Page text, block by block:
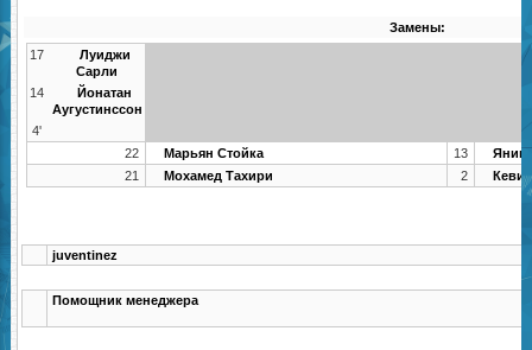
Замены:
17
Луиджи
Сарли
14
Йонатан
Аугустинссон
4'
22
Марьян Стойка 13
Яник
21
Мохамед Тахири 2
juventinez
Помощник менеджера